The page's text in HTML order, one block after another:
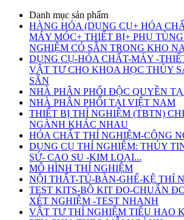
Danh mục sản phẩm
HÀNG HÓA (DỤNG CỤ+ HÓA
MÁY MÓC+ THIẾT BỊ+ PHỤ
NGHIỆM CÓ SẴN TRONG KHO
DỤNG CỤ-HÓA CHẤT-MÁY -
VẬT TƯ CHO KHOA HỌC THỦY
SẴN
NHÀ PHÂN PHỐI ĐỘC QUYỀN
NHÀ PHÂN PHỐI TẠI VIỆT NAM
THIẾT BỊ THÍ NGHIỆM (TBTN)
NGÀNH KHÁC NHAU
HÓA CHẤT THÍ NGHIỆM-CÔNG
DỤNG CỤ THÍ NGHIỆM: THỦY
SỨ- CAO SU -KIM LOẠI...
MÔ HÌNH THÍ NGHIỆM
NỘI THẤT-TỦ-BÀN-GHẾ-KỆ THÍ
TEST KITS-BỘ KIT ĐO-CHUẨN
XÉT NGHIỆM -TEST NHANH
VẬT TƯ THÍ NGHIỆM TIÊU HAO